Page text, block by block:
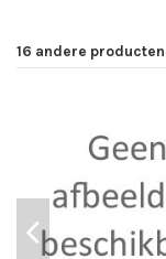
16 andere